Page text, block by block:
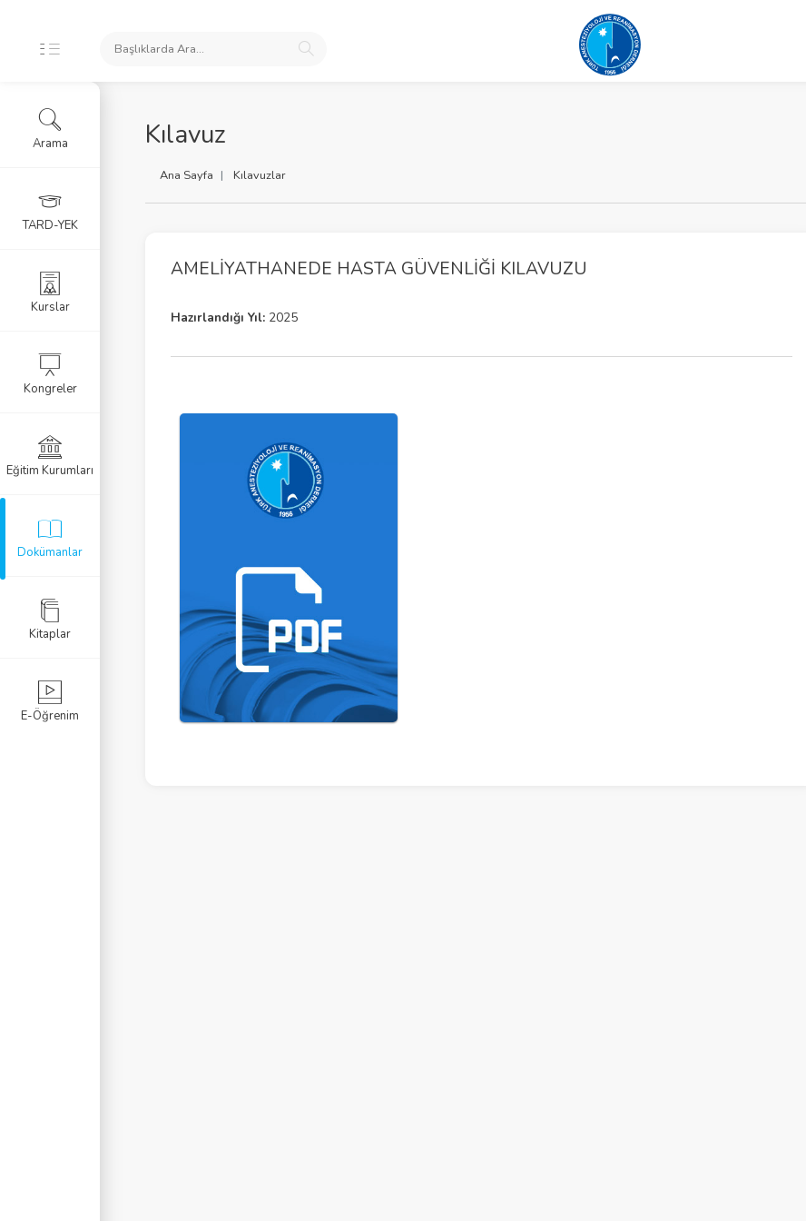
Kılavuz
Ana Sayfa Kılavuzlar
AMELIYATHANEDE HASTA GÜVENLIĞI KILAVUZU
Hazırlandığı Yıl: 2025
Arama
TARD-YEK
Kurslar
Kongreler
Eğitim Kurumları
Dokümanlar
Kitaplar
E-Öğrenim
| EN